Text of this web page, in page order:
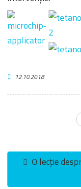
12.10.2018
O lecție